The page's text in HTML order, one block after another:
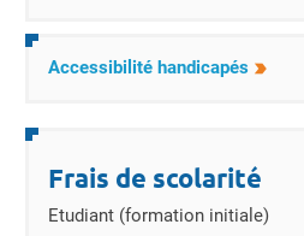
Accessibilité handicapés
Frais de scolarité
Etudiant (formation initiale)